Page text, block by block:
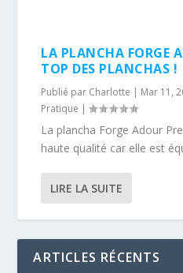
LA PLANCHA FORGE
TOP DES PLANCHAS !
Publié par Charlotte | Mar 11,
Pratique |
La plancha Forge Adour
haute qualité car elle est
LIRE LA SUITE
ARTICLES RÉCENTS